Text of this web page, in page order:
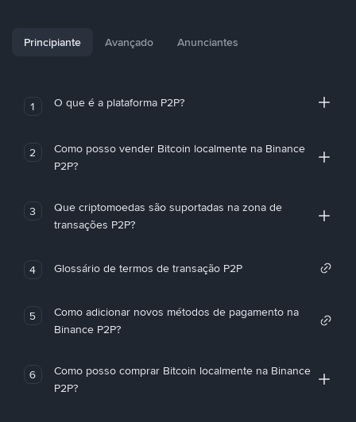
Principiante Avançado Anunciantes
1 O que é a plataforma P2P?
2
Como posso vender Bitcoin localmente na Binance
P2P?
3
Que criptomoedas são suportadas na zona de
transações P2P?
4 Glossário de termos de transação P2P
5
Como adicionar novos métodos de pagamento na
Binance P2P?
6
Como posso comprar Bitcoin localmente na Binance
P2P?